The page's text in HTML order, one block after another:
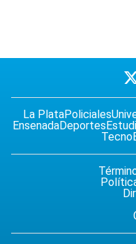
La PlataPoliciales
EnsenadaDeportes
Tecno